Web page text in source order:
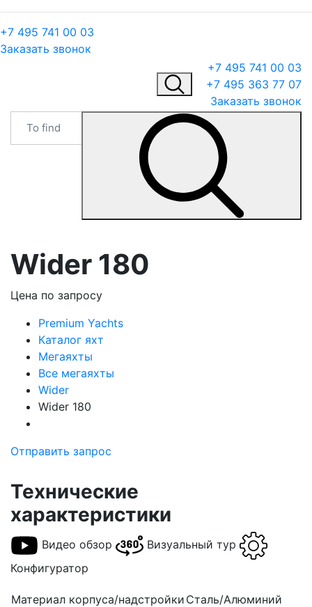
+7 495 741 00 03
Заказать звонок
+7 495 741 00 03
+7 495 363 77 07
Заказать звонок
Wider 180
Цена по запросу
Premium Yachts
Каталог яхт
Мегаяхты
Все мегаяхты
Wider
Wider 180
Отправить запрос
Технические
характеристики
Видео обзор
Визуальный тур
Конфигуратор
Материал корпуса/надстройки Сталь/Алюминий